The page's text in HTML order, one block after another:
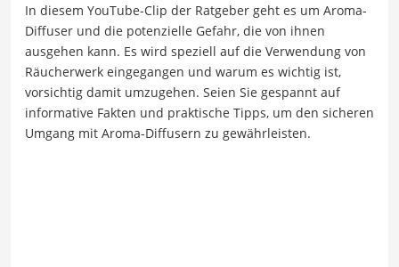
In diesem YouTube-Clip der Ratgeber geht es um Aroma-
Diffuser und die potenzielle Gefahr, die von ihnen
ausgehen kann. Es wird speziell auf die Verwendung von
Räucherwerk eingegangen und warum es wichtig ist,
vorsichtig damit umzugehen. Seien Sie gespannt auf
informative Fakten und praktische Tipps, um den sicheren
Umgang mit Aroma-Diffusern zu gewährleisten.